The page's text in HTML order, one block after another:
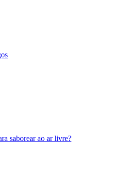
saborear ao ar livre?